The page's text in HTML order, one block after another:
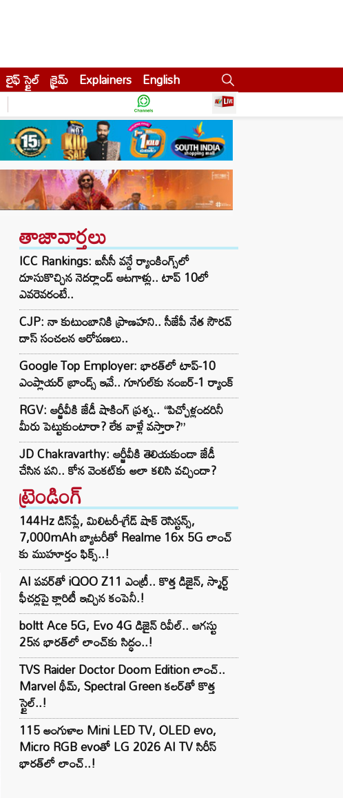
లైఫ్ స్టైల్ క్రైమ్ Explainers English
తాజావార్తలు
ICC Rankings: ఐసీసీ వన్డే ర్యాంకింగ్స్‌లో
దూసుకొచ్చిన నెదర్లాండ్ ఆటగాళ్లు.. టాప్ 10లో
ఎవరెవరంటే..
CJP: నా కుటుంబానికి ప్రాణహని.. సీజేపీ నేత సౌరవ్
దాస్ సంచలన ఆరోపణలు..
Google Top Employer: భారత్‌లో టాప్-10
ఎంప్లాయర్ బ్రాండ్స్ ఇవే.. గూగుల్‌కు నంబర్-1 ర్యాంక్
RGV: ఆర్జీవీకి జేడీ షాకింగ్ ప్రశ్న.. “పిచ్చోళ్లందరినీ
మీరు పెట్టుకుంటారా? లేక వాళ్లే వస్తారా?”
JD Chakravarthy: ఆర్జీవీకి తెలియకుండా జేడీ
చేసిన పని.. కోన వెంకట్‌కు అలా కలిసి వచ్చిందా?
ట్రెండింగ్‌
144Hz డిస్‌ప్లే, మిలిటరీ-గ్రేడ్ షాక్ రెసిస్టన్స్,
7,000mAh బ్యాటరీతో Realme 16x 5G లాంచ్
కు ముహూర్తం ఫిక్స్..!
AI పవర్‌తో iQOO Z11 ఎంట్రీ.. కొత్త డిజైన్, స్మార్ట్
ఫీచర్లపై క్లారిటీ ఇచ్చిన కంపెనీ.!
boltt Ace 5G, Evo 4G డిజైన్ రివీల్.. ఆగస్టు
25న భారత్‌లో లాంచ్‌కు సిద్ధం..!
TVS Raider Doctor Doom Edition లాంచ్..
Marvel థీమ్, Spectral Green కలర్‌తో కొత్త
స్టైల్..!
115 అంగుళాల Mini LED TV, OLED evo,
Micro RGB evoతో LG 2026 AI TV సిరీస్
భారత్‌లో లాంచ్..!